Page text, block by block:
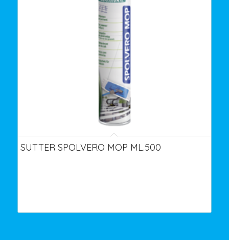
SUTTER SPOLVERO MOP ML.500